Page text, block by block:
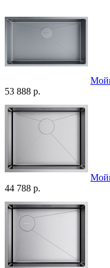
53 888 р.
44 788 р.